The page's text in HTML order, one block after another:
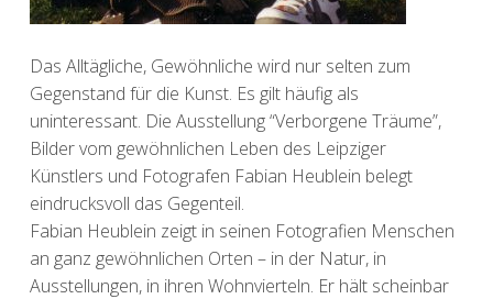
Das Alltägliche, Gewöhnliche wird nur selten zum
Gegenstand für die Kunst. Es gilt häufig als
uninteressant. Die Ausstellung “Verborgene Träume”,
Bilder vom gewöhnlichen Leben des Leipziger
Künstlers und Fotografen Fabian Heublein belegt
eindrucksvoll das Gegenteil.
Fabian Heublein zeigt in seinen Fotografien Menschen
an ganz gewöhnlichen Orten – in der Natur, in
Ausstellungen, in ihren Wohnvierteln. Er hält scheinbar